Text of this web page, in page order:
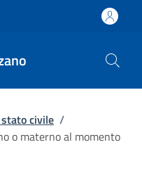
civile /
o materno al momento